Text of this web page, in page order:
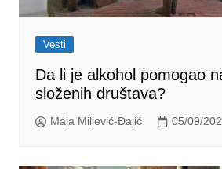
Vesti
Da li je alkohol pomogao
složenih društava?
Maja Miljević-Đajić 05/09/